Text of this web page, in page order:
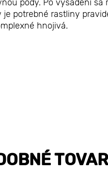
pôdy. Po vysadení sa
potrebné rastliny
hnojivá.